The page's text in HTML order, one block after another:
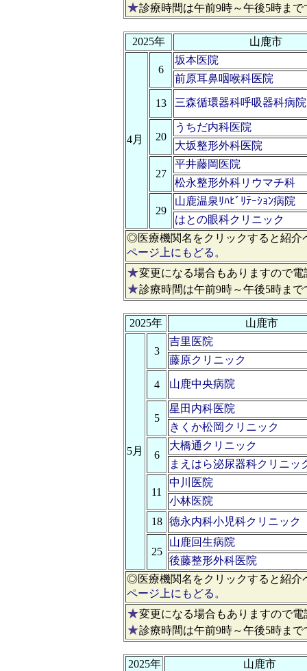
★診療時間は午前9時～午後5時まで
2025年 山鹿市
4月
6
坂本医院
前原耳鼻咽喉科医院
13 三森循環器科呼吸器科病院
20
うちだ内科医院
大坂整形外科医院
27
平井藤岡医院
松永整形外科リウマチ科
29
山鹿温泉ﾘﾊﾋﾞﾘﾃｰｼｮﾝ病院
はとの眼科クリニック
◎医療機関名をクリックすると紹介
ページ上にもどる。
★変更になる場合もありますので
★診療時間は午前9時～午後5時まで
2025年 山鹿市
5月
3
吉里医院
藤原クリニック
4 山鹿中央病院
5
星田内科医院
きくか松岡クリニック
6
大橋通クリニック
まえはら泌尿器科クリニッ
11
中川医院
小林医院
18
徳永内科小児科クリニック
25
山鹿回生病院
後藤整形外科医院
◎医療機関名をクリックすると紹介
ページ上にもどる。
★変更になる場合もありますので
★診療時間は午前9時～午後5時まで
2025年 山鹿市